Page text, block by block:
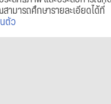
ามารถศึกษารายละเอียดได้ที่
ตัว